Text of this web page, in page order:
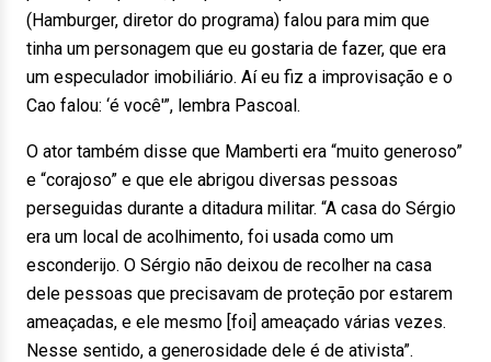
(Hamburger, diretor do programa) falou para mim que
tinha um personagem que eu gostaria de fazer, que era
um especulador imobiliário. Aí eu fiz a improvisação e o
Cao falou: ‘é você'”, lembra Pascoal.
O ator também disse que Mamberti era “muito generoso”
e “corajoso” e que ele abrigou diversas pessoas
perseguidas durante a ditadura militar. “A casa do Sérgio
era um local de acolhimento, foi usada como um
esconderijo. O Sérgio não deixou de recolher na casa
dele pessoas que precisavam de proteção por estarem
ameaçadas, e ele mesmo [foi] ameaçado várias vezes.
Nesse sentido, a generosidade dele é de ativista”.